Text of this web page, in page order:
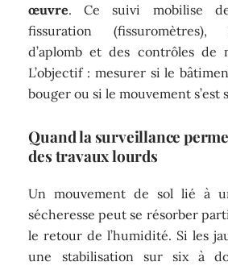
œuvre. Ce suivi mobilise
fissuration
d’aplomb et des contrôles de
L’objectif : mesurer si le
bouger ou si le mouvement s’est
Quand la surveillance
des travaux lourds
Un mouvement de sol lié à
sécheresse peut se résorber
le retour de l’humidité. Si les
une stabilisation sur six à